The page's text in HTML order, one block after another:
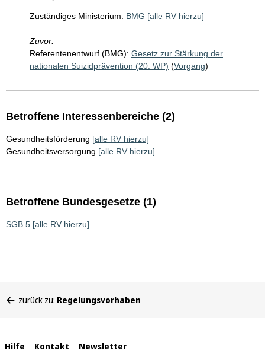
Zuständiges Ministerium: BMG [alle RV hierzu]
Zuvor:
Referentenentwurf (BMG): Gesetz zur Stärkung der
nationalen Suizidprävention (20. WP) (Vorgang)
Betroffene Interessenbereiche (2)
Gesundheitsförderung [alle RV hierzu]
Gesundheitsversorgung [alle RV hierzu]
Betroffene Bundesgesetze (1)
SGB 5 [alle RV hierzu]
befinden
zurück zu: Regelungsvorhaben
Interne
Hilfe Kontakt Newsletter